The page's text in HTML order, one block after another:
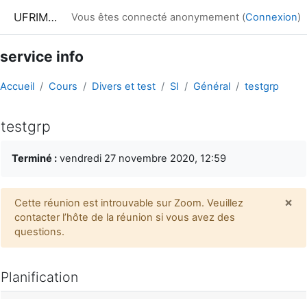
UFRIM²AG : Moodle Vous êtes connecté anonymement (Connexion)
service info
Accueil Cours Divers et test SI Général testgrp
testgrp
Terminé : vendredi 27 novembre 2020, 12:59
Cette réunion est introuvable sur Zoom. Veuillez
contacter l’hôte de la réunion si vous avez des
questions.
×
Planification